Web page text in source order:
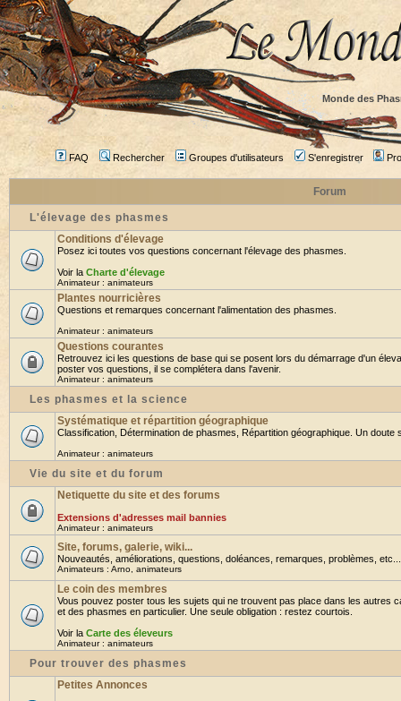
Monde des
FAQ Rechercher Groupes d'utilisateurs S'enregistrer
Forum
L'élevage des phasmes
Conditions d'élevage
Posez ici toutes vos questions concernant l'élevage des phasmes.
Voir la Charte d'élevage
Animateur : animateurs
Plantes nourricières
Questions et remarques concernant l'alimentation des phasmes.
Animateur : animateurs
Questions courantes
Retrouvez ici les questions de base qui se posent lors du démarrage d'un
poster vos questions, il se complétera dans l'avenir.
Animateur : animateurs
Les phasmes et la science
Systématique et répartition géographique
Classification, Détermination de phasmes, Répartition géographique. Un doute
Animateur : animateurs
Vie du site et du forum
Netiquette du site et des forums
Extensions d'adresses mail bannies
Animateur : animateurs
Site, forums, galerie, wiki...
Nouveautés, améliorations, questions, doléances, remarques, problèmes,
Animateurs : Arno animateurs
Le coin des membres
Vous pouvez poster tous les sujets qui ne trouvent pas place dans les autres
et des phasmes en particulier. Une seule obligation : restez courtois.
Voir la Carte des éleveurs
Animateur : animateurs
Pour trouver des phasmes
Petites Annonces